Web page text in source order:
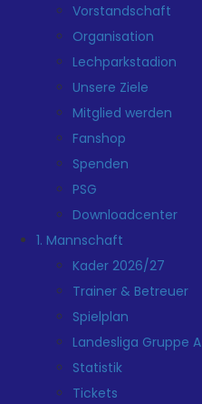
Vorstandschaft
Organisation
Lechparkstadion
Unsere Ziele
Mitglied werden
Fanshop
Spenden
PSG
Downloadcenter
1. Mannschaft
Kader 2026/27
Trainer & Betreuer
Spielplan
Landesliga Gruppe A
Statistik
Tickets